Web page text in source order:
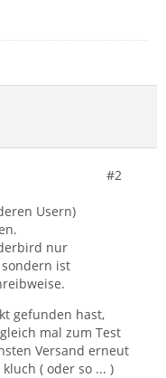
#2
Usern)
nur
ist
gefunden hast,
mal zum Test
Versand erneut
( oder so ... )